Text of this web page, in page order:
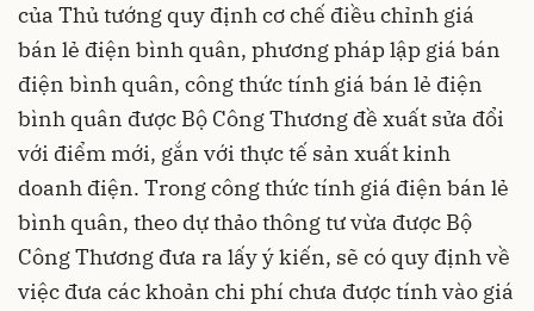
của Thủ tướng quy định cơ chế điều chỉnh giá
bán lẻ điện bình quân, phương pháp lập giá bán
điện bình quân, công thức tính giá bán lẻ điện
bình quân được Bộ Công Thương đề xuất sửa đổi
với điểm mới, gắn với thực tế sản xuất kinh
doanh điện. Trong công thức tính giá điện bán lẻ
bình quân, theo dự thảo thông tư vừa được Bộ
Công Thương đưa ra lấy ý kiến, sẽ có quy định về
việc đưa các khoản chi phí chưa được tính vào giá